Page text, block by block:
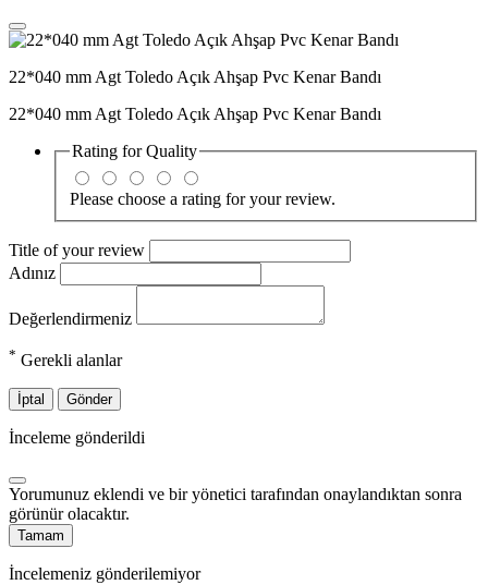
22*040 mm Agt Toledo Açık Ahşap Pvc Kenar Bandı
22*040 mm Agt Toledo Açık Ahşap Pvc Kenar Bandı
Rating forQuality
Please choose a rating for your review.
Title of your review
Adınız
Değerlendirmeniz
* Gerekli alanlar
İptal Gönder
İnceleme gönderildi
Yorumunuz eklendi ve bir yönetici tarafından onaylandıktan sonra
görünür olacaktır.
Tamam
İncelemeniz gönderilemiyor